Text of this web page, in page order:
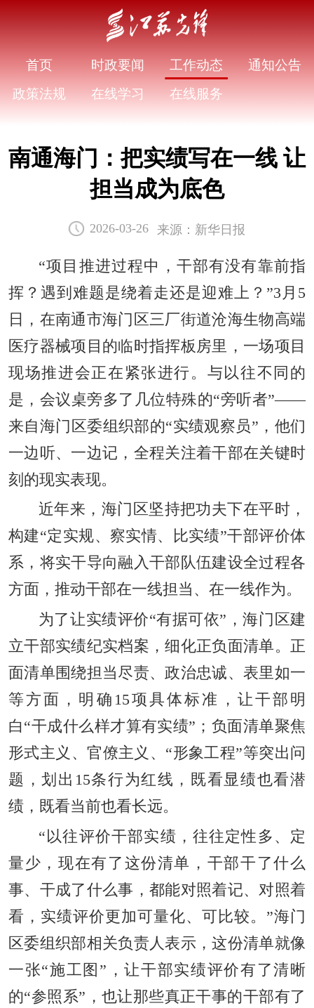
首页 时政要闻 工作动态
通知公告
政策法规
在线学习 在线服务
南通海门：把实绩写在一线 让
担当成为底色
2026-03-26 来源：新华日报
“项目推进过程中，干部有没有靠前指
挥？遇到难题是绕着走还是迎难上？”3月5
日，在南通市海门区三厂街道沧海生物高端
医疗器械项目的临时指挥板房里，一场项目
现场推进会正在紧张进行。与以往不同的
是，会议桌旁多了几位特殊的“旁听者”——
来自海门区委组织部的“实绩观察员”，他们
一边听、一边记，全程关注着干部在关键时
刻的现实表现。
近年来，海门区坚持把功夫下在平时，
构建“定实规、察实情、比实绩”干部评价体
系，将实干导向融入干部队伍建设全过程各
方面，推动干部在一线担当、在一线作为。
为了让实绩评价“有据可依”，海门区建
立干部实绩纪实档案，细化正负面清单。正
面清单围绕担当尽责、政治忠诚、表里如一
等方面，明确15项具体标准，让干部明
白“干成什么样才算有实绩”；负面清单聚焦
形式主义、官僚主义、“形象工程”等突出问
题，划出15条行为红线，既看显绩也看潜
绩，既看当前也看长远。
“以往评价干部实绩，往往定性多、定
量少，现在有了这份清单，干部干了什么
事、干成了什么事，都能对照着记、对照着
看，实绩评价更加可量化、可比较。”海门
区委组织部相关负责人表示，这份清单就像
一张“施工图”，让干部实绩评价有了清晰
的“参照系”，也让那些真正干事的干部有了